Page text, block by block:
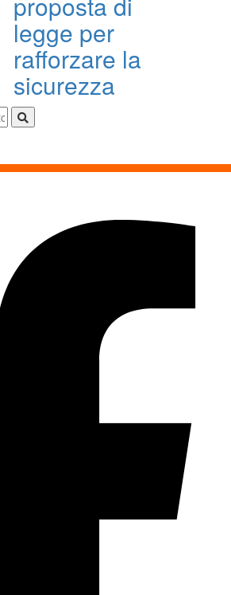
legge per
rafforzare la
sicurezza